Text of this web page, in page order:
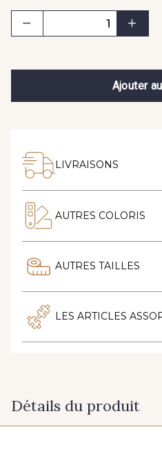
Ajouter
LIVRAISONS
AUTRES COLORIS
AUTRES TAILLES
LES ARTICLES
Détails du produit